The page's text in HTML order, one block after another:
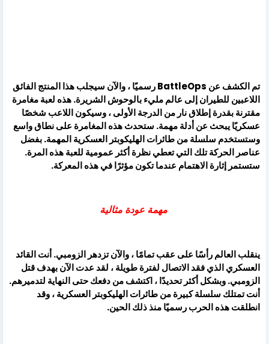
تم الكشف عن BattleOps رسميًا ، والآن سيجلب هذا المنتج الفائق
اللاعبين للطيران إلى عالم مليء بالوحوش الشريرة. هذه لعبة مغامرة
مقترنة بقدرة إطلاق نار من الدرجة الأولى ، وسيكون اللاعب شخصًا
عسكريًا يبحث عن أدلة مهمة. ستحدث هذه المغامرة على نطاق واسع
وستستخدم سلسلة من طائرات الهليكوبتر العسكرية المهمة. بفضل
عناصر الحركة تلك التي تعطي نظرة أكثر عمومية للعبة هذه المرة.
ستستمر إثارة الاهتمام عندما تكون مؤثرًا في هذه المعركة.
مهمة عودة مثالية
ينقلب العالم رأسًا على عقب تمامًا ، والآن تزدهر الزومبي. أنت القائد
العسكري الذي فقد الاتصال لفترة طويلة ، لقد عدت الآن بهدف قتل
الزومبي. وبشكل أكثر تحديدًا ، اكتشف من دفعك حتى النهاية لتدميرهم.
أنت تمتلك سلسلة كبيرة من طائرات الهليكوبتر العسكرية ، وقد
انطلقت هذه الحرب رسميًا منذ ذلك الحين.